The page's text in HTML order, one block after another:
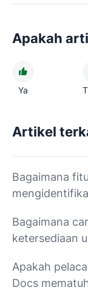
Apakah
Ya
Artikel
Bagaimana
Bagaimana
ketersediaan
Apakah
Docs